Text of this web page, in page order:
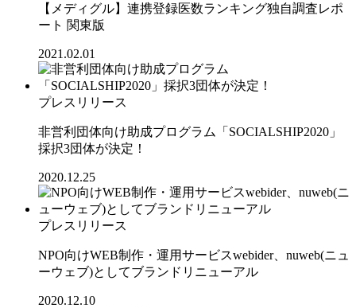
【メディグル】連携登録医数ランキング独⾃調査レポ
ート 関東版
2021.02.01
プレスリリース
非営利団体向け助成プログラム「SOCIALSHIP2020」
採択3団体が決定！
2020.12.25
プレスリリース
NPO向けWEB制作・運用サービスwebider、nuweb(ニュ
ーウェブ)としてブランドリニューアル
2020.12.10